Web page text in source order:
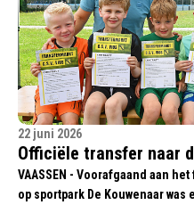
22 juni 2026
Officiële transfer naar
VAASSEN - Voorafgaand aan
op sportpark De Kouwenaar